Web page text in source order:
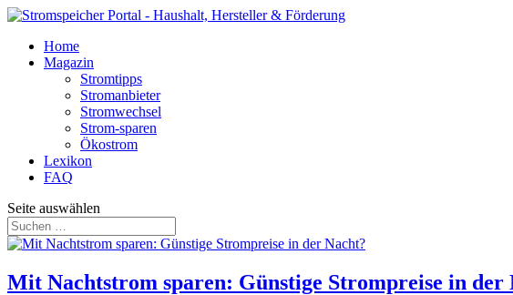
Home
Magazin
Stromtipps
Stromanbieter
Stromwechsel
Strom-sparen
Ökostrom
Lexikon
FAQ
Seite auswählen
Mit Nachtstrom sparen: Günstige Strompreise in der